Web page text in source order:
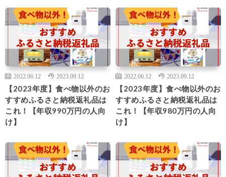
2022.06.12 2023.09.12
【2023年度】食べ物以外のお
すすめふるさと納税返礼品は
これ！【年収990万円の人向
け】
2022.06.12 2023.09.12
【2023年度】食べ物以外のお
すすめふるさと納税返礼品は
これ！【年収980万円の人向
け】